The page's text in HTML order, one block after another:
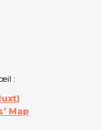
:
Map